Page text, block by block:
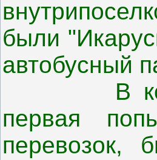
были
автобусный
В конце
первая